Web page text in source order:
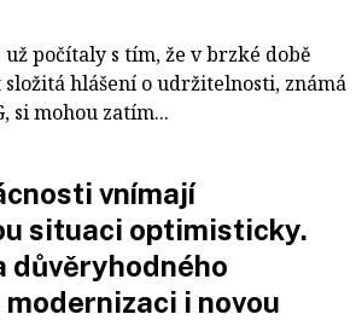
počítaly s tím, že v brzké době
hlášení o udržitelnosti, známá
si mohou zatím...
vnímají
situaci optimisticky.
důvěryhodného
i novou